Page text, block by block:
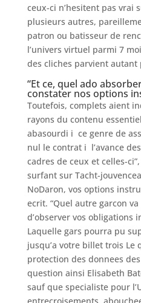
ceux-ci n’hesitent pas vrai
plusieurs autres,
patron ou batisseur de
l’univers virtuel parmi 7
des cliches parvient
“Et ce, quel ado
constater nos options
Toutefois, complets aient
rayons du contenu
abasourdi i ce genre de
nul le contrat i l’avance
cadres de ceux et celles-
surfant sur Tacht-
NoDaron, vos options
ecrit. “Quel autre garcon
d’observer vos obligations
Laquelle gars pourra pu
jusqu’a votre billet trois Le
protection des donnees
question ainsi Elisabeth
sauf que specialiste pour